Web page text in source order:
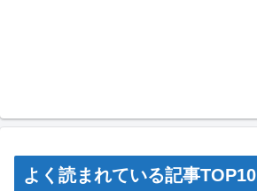
よく読まれている記事TOP10